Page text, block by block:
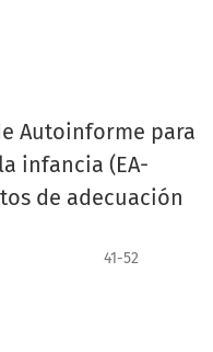
Autoinforme para
infancia (EA-
de adecuación
41-52